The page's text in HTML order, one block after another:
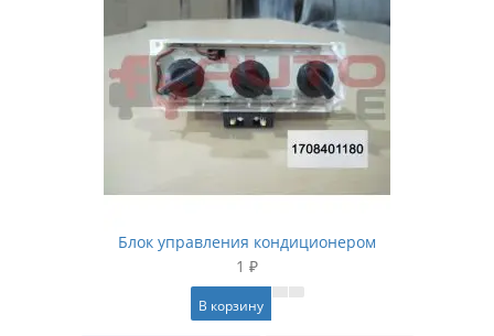
Блок управления кондиционером
1 ₽
В корзину